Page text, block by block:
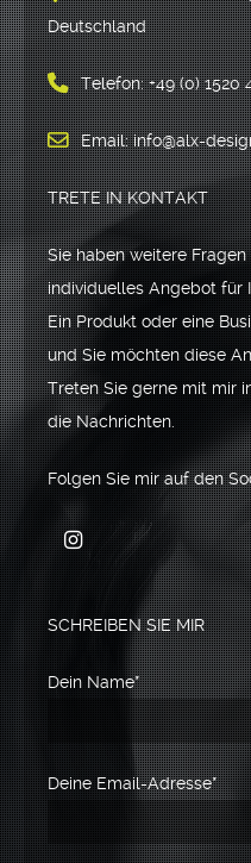
Deutschland
Telefon: +49 (0) 1520
Email: info@alx-
TRETE IN KONTAKT
Sie haben weitere
individuelles Angebot für
Ein Produkt oder eine
und Sie möchten diese
Treten Sie gerne mit mir
die Nachrichten.
Folgen Sie mir auf den
SCHREIBEN SIE MIR
Dein Name*
Deine Email-Adresse*